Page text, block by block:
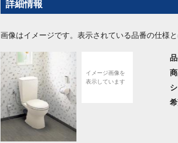
詳細情報
画像はイメージです。表示されている品番の仕様
イメージ画像を
表示しています